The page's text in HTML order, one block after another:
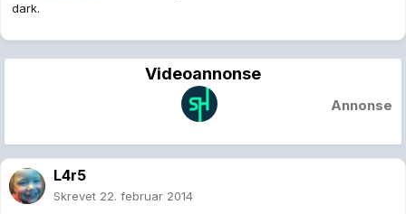
dark.
Videoannonse
Annonse
L4r5
Skrevet 22. februar 2014